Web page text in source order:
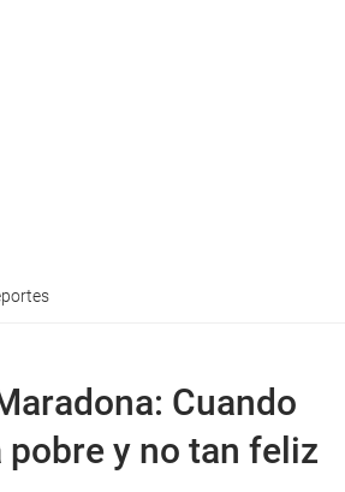
Cuando
pobre y no tan feliz